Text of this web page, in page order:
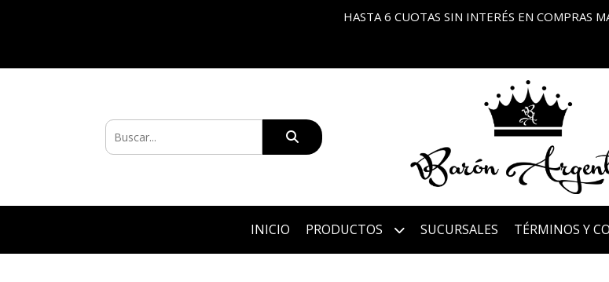
HASTA 6 CUOTAS SIN INTERÉS EN COMPRAS
INICIO PRODUCTOS SUCURSALES TÉRMINOS Y